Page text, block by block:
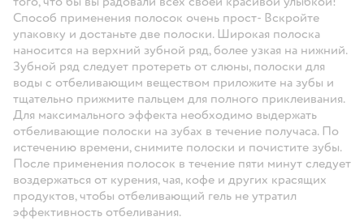
Способ применения полосок очень прост- Вскройте
упаковку и достаньте две полоски. Широкая полоска
наносится на верхний зубной ряд, более узкая на нижний.
Зубной ряд следует протереть от слюны, полоски для
воды с отбеливающим веществом приложите на зубы и
тщательно прижмите пальцем для полного приклеивания.
Для максимального эффекта необходимо выдержать
отбеливающие полоски на зубах в течение получаса. По
истечению времени, снимите полоски и почистите зубы.
После применения полосок в течение пяти минут следует
воздержаться от курения, чая, кофе и других красящих
продуктов, чтобы отбеливающий гель не утратил
эффективность отбеливания.